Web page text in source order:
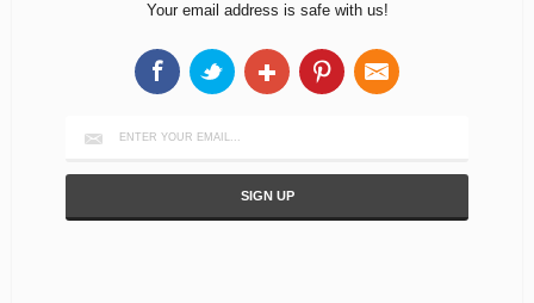
Your email address is safe with us!